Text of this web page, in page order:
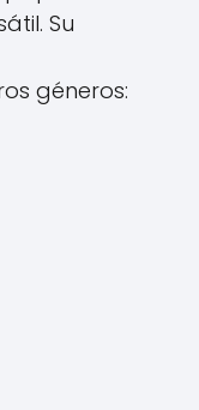
Su
géneros: